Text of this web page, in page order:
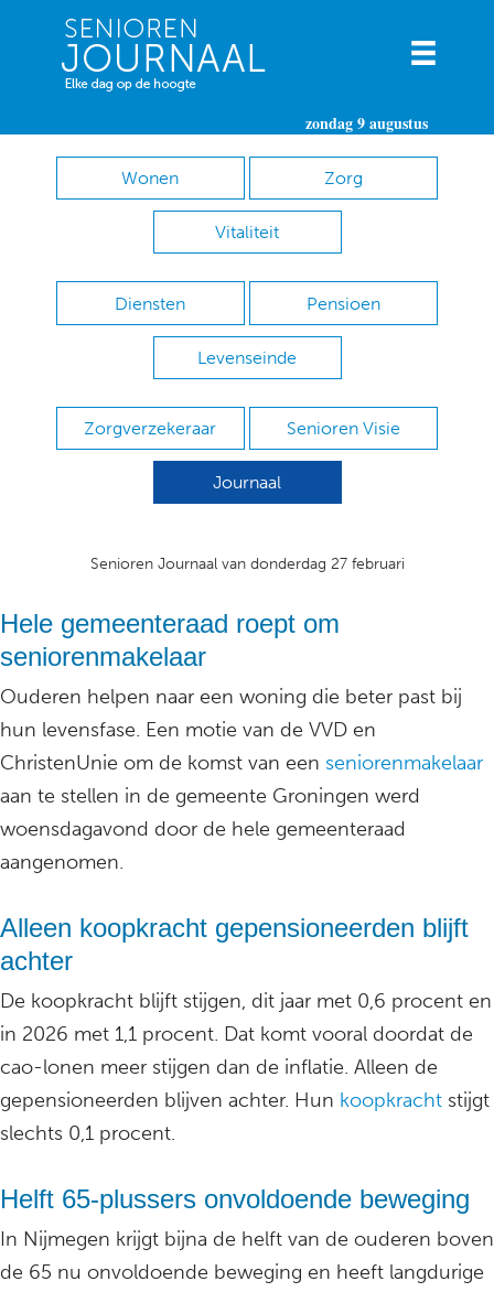
zondag 9 augustus
Wonen Zorg
Vitaliteit
Diensten Pensioen
Levenseinde
Zorgverzekeraar Senioren Visie
Journaal
Senioren Journaal van donderdag 27 februari
Hele gemeenteraad roept om
seniorenmakelaar
Ouderen helpen naar een woning die beter past bij
hun levensfase. Een motie van de VVD en
ChristenUnie om de komst van een seniorenmakelaar
aan te stellen in de gemeente Groningen werd
woensdagavond door de hele gemeenteraad
aangenomen.
Alleen koopkracht gepensioneerden blijft
achter
De koopkracht blijft stijgen, dit jaar met 0,6 procent en
in 2026 met 1,1 procent. Dat komt vooral doordat de
cao-lonen meer stijgen dan de inflatie. Alleen de
gepensioneerden blijven achter. Hun koopkracht stijgt
slechts 0,1 procent.
Helft 65-plussers onvoldoende beweging
In Nijmegen krijgt bijna de helft van de ouderen boven
de 65 nu onvoldoende beweging en heeft langdurige